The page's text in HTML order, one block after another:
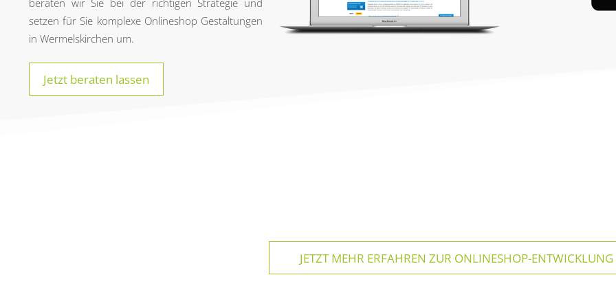
beraten wir Sie bei der richtigen Strategie und
setzen für Sie komplexe Onlineshop Gestaltungen
in Wermelskirchen um.
Jetzt beraten lassen
JETZT MEHR ERFAHREN ZUR ONLINESHOP-